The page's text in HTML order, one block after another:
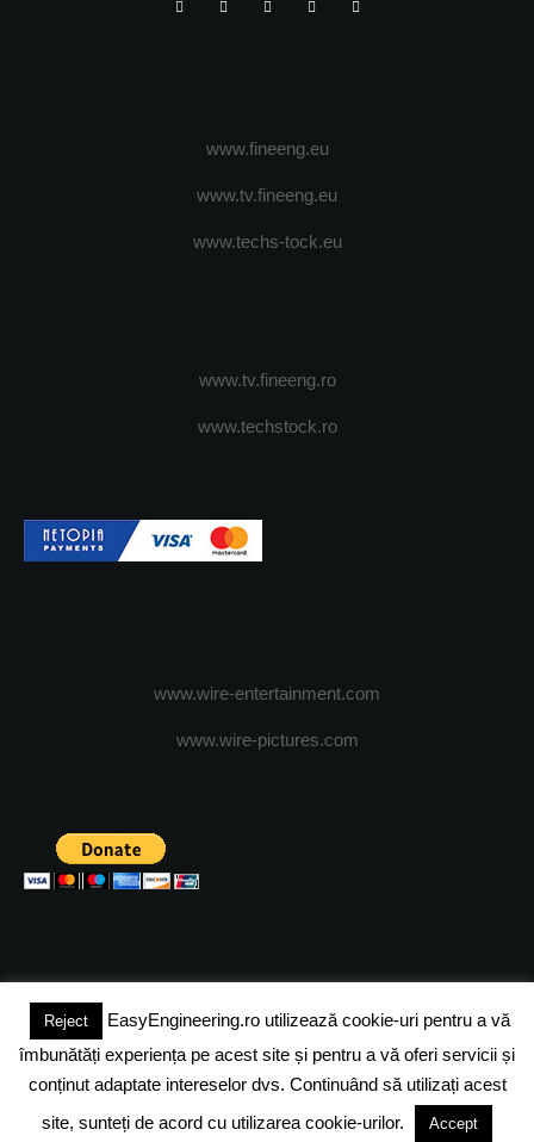
www.fineeng.eu
www.tv.fineeng.eu
www.techs-tock.eu
www.tv.fineeng.ro
www.techstock.ro
www.wire-entertainment.com
www.wire-pictures.com
(c) 2024 - FineEngineeringMagazine. All rights reserved.
DESPRE NOI ADVERTISING JOBS DESPRE COOKIES
POLITICA DE CONFIDENTIALITATE TERMENI SI CONDITII
Reject
EasyEngineering.ro utilizează cookie-uri pentru a vă
îmbunătăți experiența pe acest site și pentru a vă oferi servicii și
conținut adaptate intereselor dvs. Continuând să utilizați acest
site, sunteți de acord cu utilizarea cookie-urilor.
Accept